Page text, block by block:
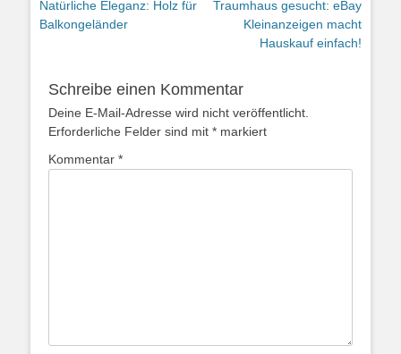
Vorheriger
Beitrag:
Natürliche Eleganz: Holz für
Balkongeländer
Nächster
Traumhaus gesucht: eBay
Kleinanzeigen macht
Hauskauf einfach!
Schreibe einen Kommentar
Deine E-Mail-Adresse wird nicht veröffentlicht.
Erforderliche Felder sind mit * markiert
Kommentar *